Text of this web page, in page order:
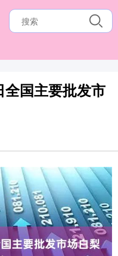
国主要批发市